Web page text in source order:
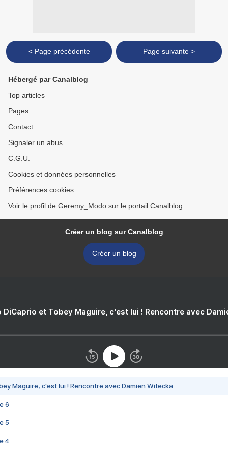
< Page précédente Page suivante >
Hébergé par Canalblog
Top articles
Pages
Contact
Signaler un abus
C.G.U.
Cookies et données personnelles
Préférences cookies
Voir le profil de Geremy_Modo sur le portail Canalblog
Créer un blog sur Canalblog
Créer un blog
DiCaprio et Tobey Maguire, c'est lui ! Rencontre avec
Maguire, c'est lui ! Rencontre avec Damien Witecka
6
5
4